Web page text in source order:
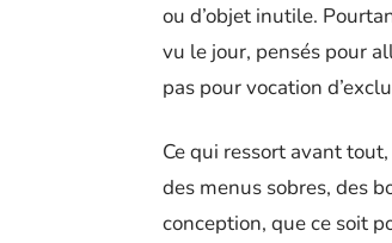
ou d’objet inutile.
vu le jour, pensés pour
pas pour vocation
Ce qui ressort avant
des menus sobres, des
conception, que ce soit